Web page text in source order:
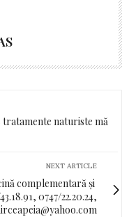
tratamente naturiste mă
NEXT ARTICLE
complementară și
0747/22.20.24,